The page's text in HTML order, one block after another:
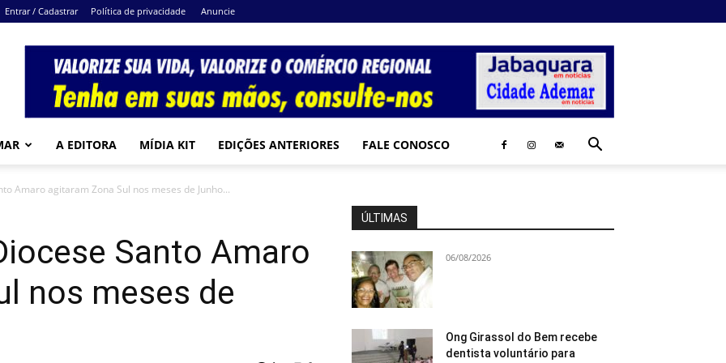
Entrar / Cadastrar Política de privacidade Anuncie
A EDITORA MÍDIA KIT EDIÇÕES ANTERIORES FALE CONOSCO
Amaro agitaram Zona Sul nos meses de Junho...
Santo Amaro
nos meses de
ÚLTIMAS
06/08/2026
Ong Girassol do Bem recebe
dentista voluntário para